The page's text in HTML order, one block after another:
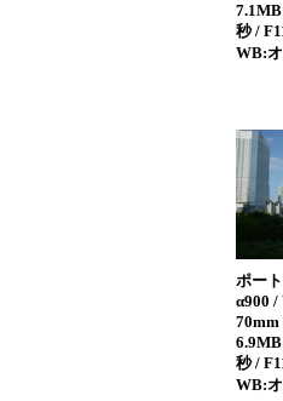
秒 /
WB:
ポー
α900 /
70mm
秒 /
WB: